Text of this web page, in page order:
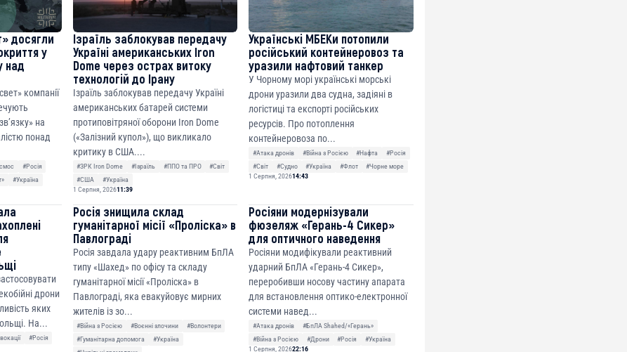
досягли
у
над
компанії
на
понад
#Росія
#Україна
Ізраїль заблокував передачу
Україні американських Iron
Dome через острах витоку
технологій до Ірану
Ізраїль заблокував передачу Україні
американських батарей системи
протиповітряної оборони Iron Dome
(«Залізний купол»), що викликало
критику в США....
#ЗРК Iron Dome #Ізраїль #ППО та ПРО
#Світ
#США
#Україна
1 Серпня, 202611:39
Українські МБЕКи потопили
російський контейнеровоз та
уразили нафтовий танкер
У Чорному морі українські морські
дрони уразили два судна, задіяні в
логістиці та експорті російських
ресурсів. Про потоплення
контейнеровоза по...
#Атака дронів #Війна з Росією #Нафта
#Росія
#Світ
#Судно #Україна #Флот
#Чорне море
1 Серпня, 202614:43
дрони
яких
На...
#Росія
Росія знищила склад
гуманітарної місії «Проліска» в
Павлограді
Росія завдала удару реактивним БпЛА
типу «Шахед» по офісу та складу
гуманітарної місії «Проліска» в
Павлограді, яка евакуйовує мирних
жителів із зо...
#Війна з Росією #Воєнні злочини
#Волонтери
#Гуманітарна допомога
#Україна
Росіяни модернізували
фюзеляж «Герань-4 Сикер»
для оптичного наведення
Росіяни модифікували реактивний
ударний БпЛА «Герань-4 Сикер»,
переробивши носову частину апарата
для встановлення оптико-електронної
системи навед...
#Атака дронів
#БпЛА Shahed/«Герань»
#Війна з Росією
#Дрони #Росія
#Україна
1 Серпня, 202622:16